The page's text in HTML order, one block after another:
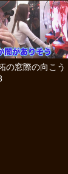
の窓際の向こう